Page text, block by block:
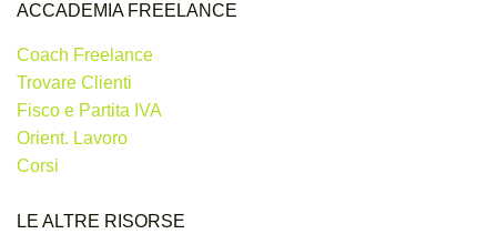
ACCADEMIA FREELANCE
Coach Freelance
Trovare Clienti
Fisco e Partita IVA
Orient. Lavoro
Corsi
LE ALTRE RISORSE